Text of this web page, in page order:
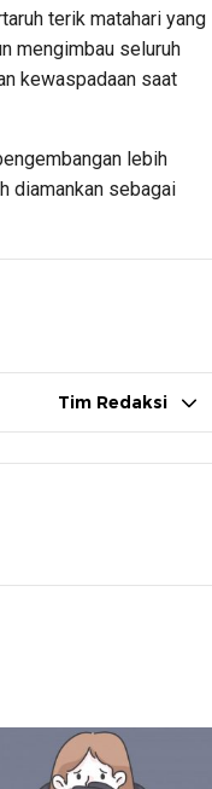
terik matahari yang
mengimbau seluruh
kewaspadaan saat
lebih
diamankan sebagai
Tim Redaksi